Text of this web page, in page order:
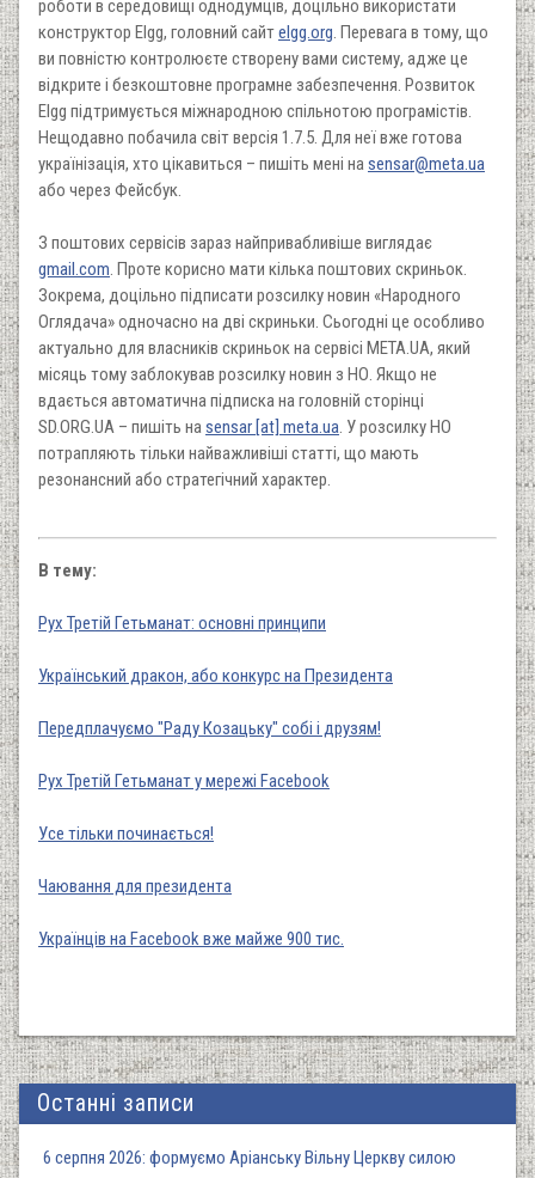
роботи в середовищі однодумців, доцільно використати
конструктор Elgg, головний сайтelgg.org. Перевага в тому, що
ви повністю контролюєте створену вами систему, адже це
відкрите і безкоштовне програмне забезпечення. Розвиток
Elgg підтримується міжнародною спільнотою програмістів.
Нещодавно побачила світ версія 1.7.5. Для неї вже готова
українізація, хто цікавиться – пишіть мені наsensar@meta.ua
або через Фейсбук.
З поштових сервісів зараз найпривабливіше виглядає
gmail.com. Проте корисно мати кілька поштових скриньок.
Зокрема, доцільно підписати розсилку новин «Народного
Оглядача» одночасно на дві скриньки. Сьогодні це особливо
актуально для власників скриньок на сервісі META.UA, який
місяць тому заблокував розсилку новин з НО. Якщо не
вдається автоматична підписка на головній сторінці
SD.ORG.UA – пишіть наsensar [at] meta.ua. У розсилку НО
потрапляють тільки найважливіші статті, що мають
резонансний або стратегічний характер.
В тему:
Рух Третій Гетьманат: основні принципи
Український дракон, або конкурс на Президента
Передплачуємо "Раду Козацьку" собі і друзям!
Рух Третій Гетьманат у мережі Facebook
Усе тільки починається!
Чаювання для президента
Українців на Facebook вже майже 900 тис.
Останні записи
6 серпня 2026: формуємо Аріанську Вільну Церкву силою